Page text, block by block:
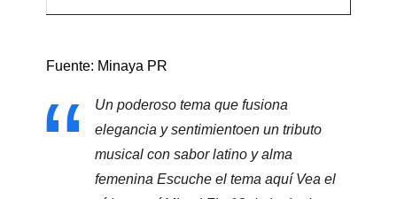
Fuente: Minaya PR
Un poderoso tema que fusiona
elegancia y sentimientoen un tributo
musical con sabor latino y alma
femenina Escuche el tema aquí Vea el